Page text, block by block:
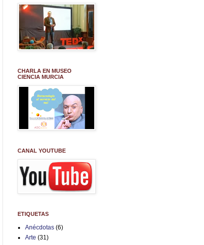
CHARLA EN MUSEO
CIENCIA MURCIA
CANAL YOUTUBE
ETIQUETAS
Anécdotas (6)
Arte (31)